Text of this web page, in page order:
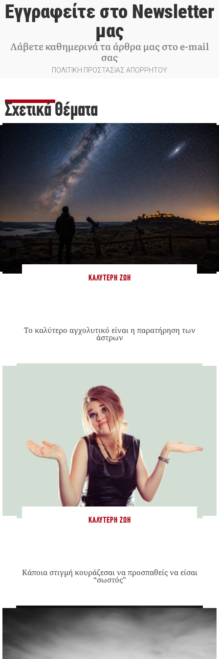
Εγγραφείτε στο Newsletter
μας
Λάβετε καθημερινά τα άρθρα μας στο e-mail
σας
ΠΟΛΙΤΙΚΗ ΠΡΟΣΤΑΣΙΑΣ ΑΠΟΡΡΗΤΟΥ
Σχετικά Θέματα
ΚΑΛΎΤΕΡΗ ΖΩΉ
Το καλύτερο αγχολυτικό είναι η παρατήρηση των
άστρων
ΚΑΛΎΤΕΡΗ ΖΩΉ
Κάποια στιγμή κουράζεσαι να προσπαθείς να είσαι
“σωστός”